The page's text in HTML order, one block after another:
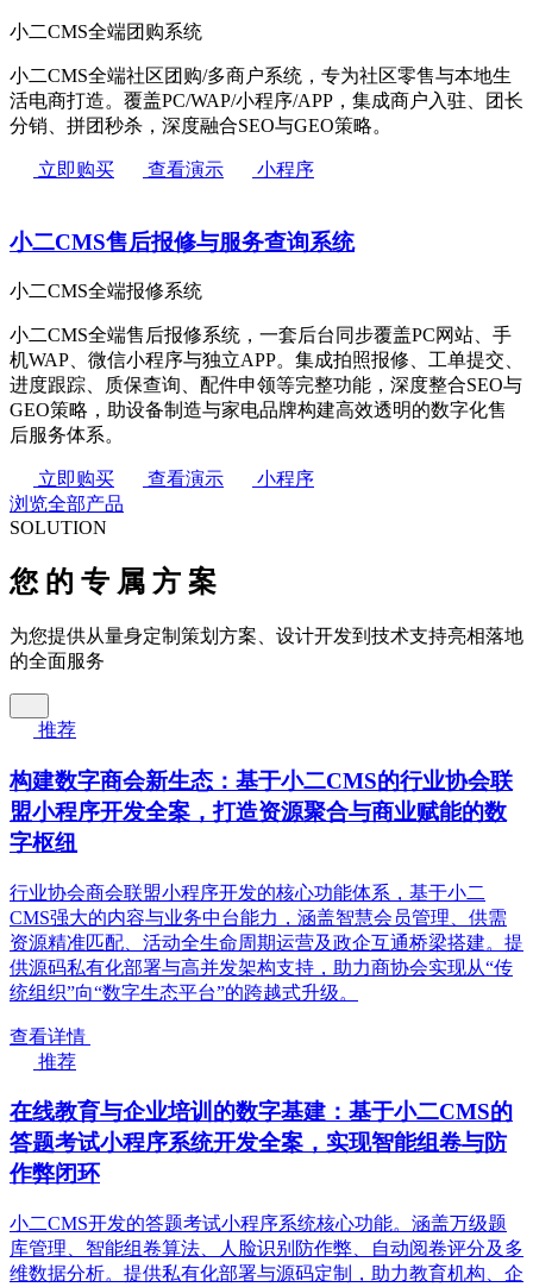
小二CMS全端团购系统
小二CMS全端社区团购/多商户系统，专为社区零售与本地生
活电商打造。覆盖PC/WAP/小程序/APP，集成商户入驻、团长
分销、拼团秒杀，深度融合SEO与GEO策略。
立即购买 查看演示 小程序
小二CMS售后报修与服务查询系统
小二CMS全端报修系统
小二CMS全端售后报修系统，一套后台同步覆盖PC网站、手
机WAP、微信小程序与独立APP。集成拍照报修、工单提交、
进度跟踪、质保查询、配件申领等完整功能，深度整合SEO与
GEO策略，助设备制造与家电品牌构建高效透明的数字化售
后服务体系。
立即购买 查看演示
小程序
浏览全部产品
SOLUTION
您 的 专 属 方 案
为您提供从量身定制策划方案、设计开发到技术支持亮相落地
的全面服务
推荐
构建数字商会新生态：基于小二CMS的行业协会联
盟小程序开发全案，打造资源聚合与商业赋能的数
字枢纽
行业协会商会联盟小程序开发的核心功能体系，基于小二
CMS强大的内容与业务中台能力，涵盖智慧会员管理、供需
资源精准匹配、活动全生命周期运营及政企互通桥梁搭建。提
供源码私有化部署与高并发架构支持，助力商协会实现从“传
统组织”向“数字生态平台”的跨越式升级。
查看详情
推荐
在线教育与企业培训的数字基建：基于小二CMS的
答题考试小程序系统开发全案，实现智能组卷与防
作弊闭环
小二CMS开发的答题考试小程序系统核心功能。涵盖万级题
库管理、智能组卷算法、人脸识别防作弊、自动阅卷评分及多
维数据分析。提供私有化部署与源码定制，助力教育机构、企